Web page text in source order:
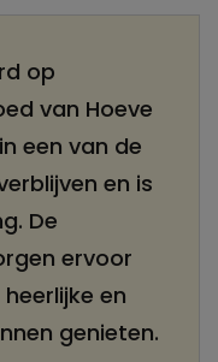
op
van Hoeve
een van de
en is
De
ervoor
en
genieten.